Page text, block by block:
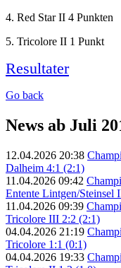
4. Red Star II 4 Punkten
5. Tricolore II 1 Punkt
Resultater
Go back
News ab Juli
12.04.2026 20:38
Dalheim 4:1 (2:1)
11.04.2026 09:42
Entente Lintgen/Steinsel
11.04.2026 09:39
Tricolore III 2:2 (2:1)
04.04.2026 21:19
Tricolore 1:1 (0:1)
04.04.2026 19:33